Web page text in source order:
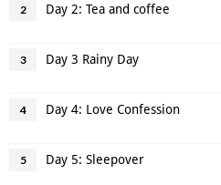
2 Day 2: Tea and coffee
3 Day 3 Rainy Day
4 Day 4: Love Confession
5 Day 5: Sleepover